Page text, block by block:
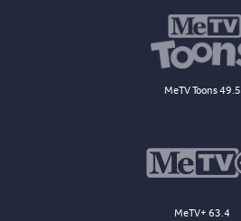
MeTV Toons 49.5
MeTV+ 63.4